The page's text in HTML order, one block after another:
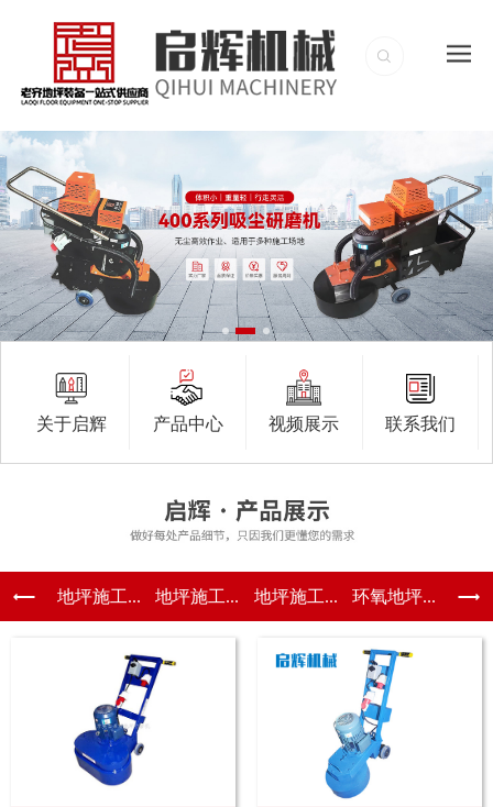
关于启辉 产品中心 视频展示 联系我们
地坪施工... 地坪施工... 地坪施工... 环氧地坪...